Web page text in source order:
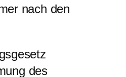
nach den
des